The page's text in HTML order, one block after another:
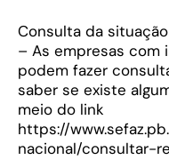
Consulta da
– As empresas com
podem fazer
saber se existe
meio do link
https://
nacional/consultar-